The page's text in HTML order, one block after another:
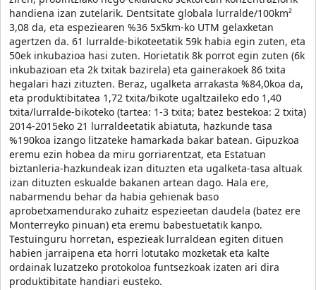
handiena izan zutelarik. Dentsitate globala lurralde/100km²
3,08 da, eta espeziearen %36 5x5km-ko UTM gelaxketan
agertzen da. 61 lurralde-bikoteetatik 59k habia egin zuten, eta
50ek inkubazioa hasi zuten. Horietatik 8k porrot egin zuten (6k
inkubazioan eta 2k txitak bazirela) eta gainerakoek 86 txita
hegalari hazi zituzten. Beraz, ugalketa arrakasta %84,0koa da,
eta produktibitatea 1,72 txita/bikote ugaltzaileko edo 1,40
txita/lurralde-bikoteko (tartea: 1-3 txita; batez bestekoa: 2 txita)
2014-2015eko 21 lurraldeetatik abiatuta, hazkunde tasa
%190koa izango litzateke hamarkada bakar batean. Gipuzkoa
eremu ezin hobea da miru gorriarentzat, eta Estatuan
biztanleria-hazkundeak izan dituzten eta ugalketa-tasa altuak
izan dituzten eskualde bakanen artean dago. Hala ere,
nabarmendu behar da habia gehienak baso
aprobetxamendurako zuhaitz espezieetan daudela (batez ere
Monterreyko pinuan) eta eremu babestuetatik kanpo.
Testuinguru horretan, espezieak lurraldean egiten dituen
habien jarraipena eta horri lotutako mozketak eta kalte
ordainak luzatzeko protokoloa funtsezkoak izaten ari dira
produktibitate handiari eusteko.